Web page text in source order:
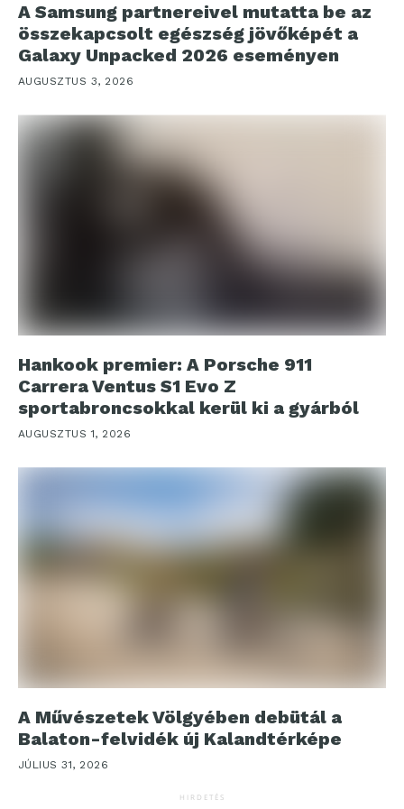
A Samsung partnereivel mutatta be az
összekapcsolt egészség jövőképét a
Galaxy Unpacked 2026 eseményen
AUGUSZTUS 3, 2026
Hankook premier: A Porsche 911
Carrera Ventus S1 Evo Z
sportabroncsokkal kerül ki a gyárból
AUGUSZTUS 1, 2026
A Művészetek Völgyében debütál a
Balaton-felvidék új Kalandtérképe
JÚLIUS 31, 2026
HIRDETÉS